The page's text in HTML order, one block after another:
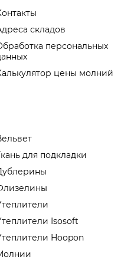
складов
персональных
цены молний
для подкладки
Isosoft
Hoopon